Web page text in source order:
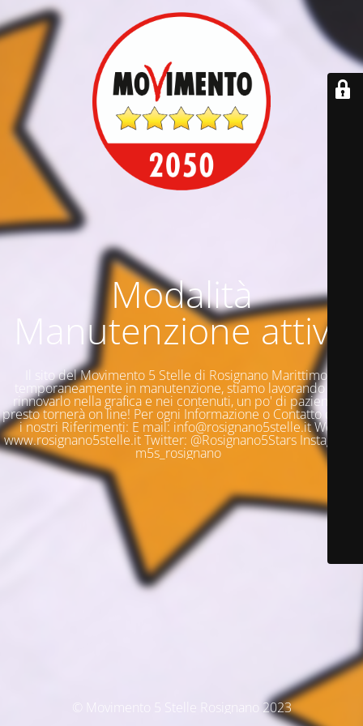
Modalità
Manutenzione attiva
Il sito del Movimento 5 Stelle di Rosignano Marittimo è
temporaneamente in manutenzione, stiamo lavorando per
rinnovarlo nella grafica e nei contenuti, un po' di pazienza e
presto tornerà on line! Per ogni Informazione o Contatto questi
i nostri Riferimenti: E mail: info@rosignano5stelle.it Web:
www.rosignano5stelle.it Twitter: @Rosignano5Stars Instagram:
m5s_rosignano
© Movimento 5 Stelle Rosignano 2023